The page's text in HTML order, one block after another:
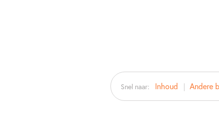
Snel naar: Inhoud Andere